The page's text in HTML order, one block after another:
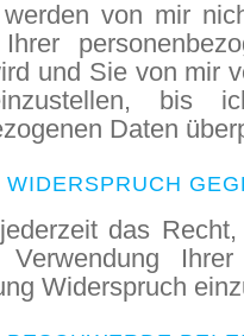
von mir
und Sie von mir
bis
Daten
WIDERSPRUCH
das
Verwendung
Widerspruch